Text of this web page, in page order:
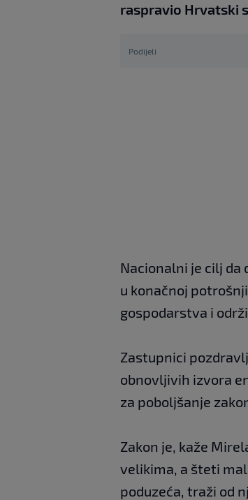
raspravio Hrvatski
Podijeli
Nacionalni je cilj da
u konačnoj
gospodarstva i
Zastupnici
obnovljivih izvora
za poboljšanje
Zakon je, kaže
velikima, a šteti
poduzeća, traži od